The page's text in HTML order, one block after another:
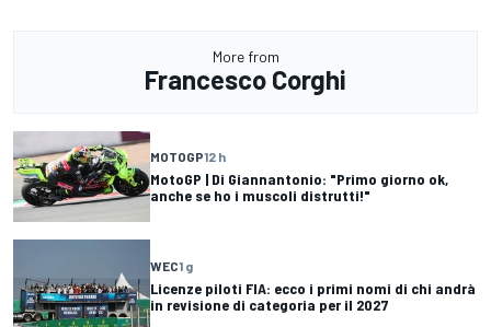
More from
Francesco Corghi
MOTOGP12 h
MotoGP | Di Giannantonio: "Primo giorno ok,
anche se ho i muscoli distrutti!"
WEC1 g
Licenze piloti FIA: ecco i primi nomi di chi andrà
in revisione di categoria per il 2027